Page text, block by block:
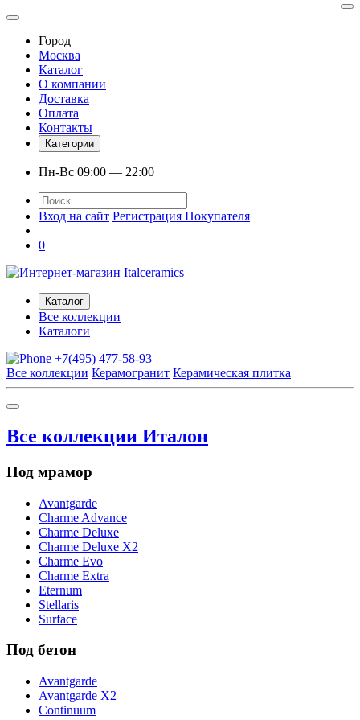
Город
Москва
Каталог
О компании
Доставка
Оплата
Контакты
Категории
Пн-Вс 09:00 — 22:00
Вход на сайт Регистрация Покупателя
0
Каталог
Все коллекции
Каталоги
+7(495) 477-58-93
Все коллекции Керамогранит Керамическая плитка
Все коллекции Италон
Под мрамор
Avantgarde
Charme Advance
Charme Deluxe
Charme Deluxe X2
Charme Evo
Charme Extra
Eternum
Stellaris
Surface
Под бетон
Avantgarde
Avantgarde X2
Continuum